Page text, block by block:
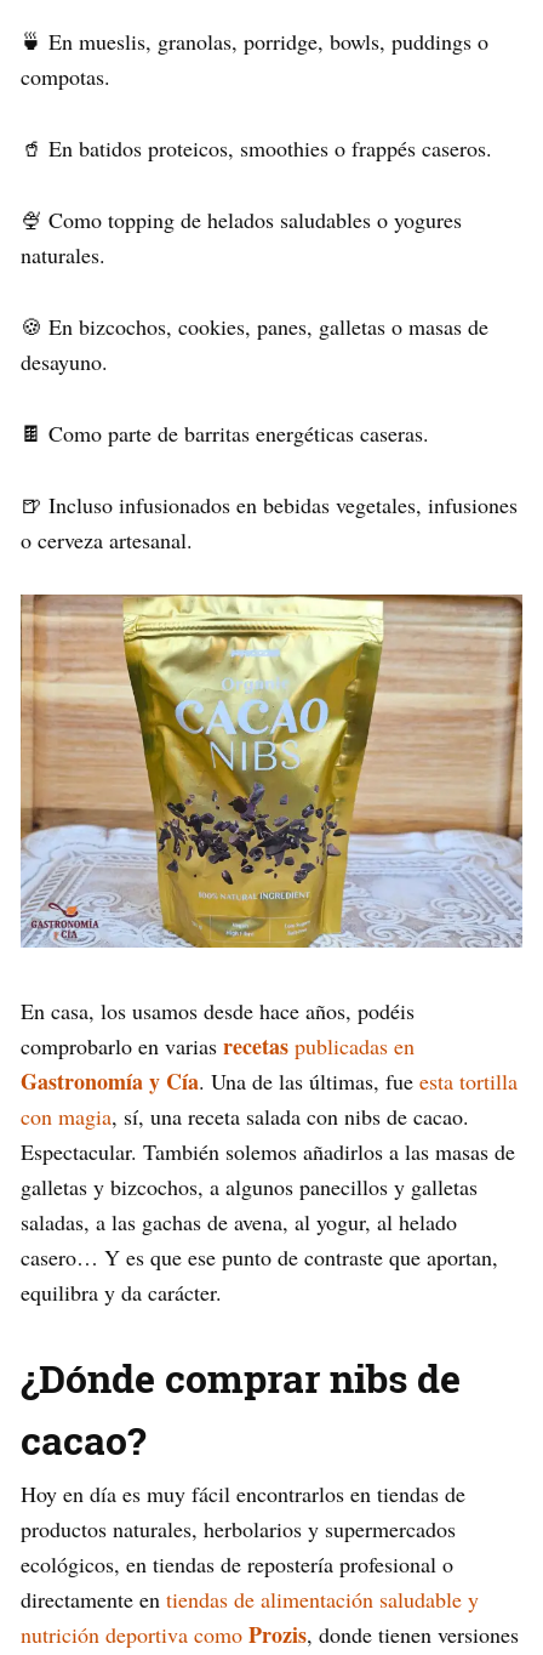
🍵 En mueslis, granolas, porridge, bowls, puddings o
compotas.
🥤 En batidos proteicos, smoothies o frappés caseros.
🍨 Como topping de helados saludables o yogures
naturales.
🍪 En bizcochos, cookies, panes, galletas o masas de
desayuno.
🍫 Como parte de barritas energéticas caseras.
🍺 Incluso infusionados en bebidas vegetales, infusiones
o cerveza artesanal.
En casa, los usamos desde hace años, podéis
comprobarlo en varias recetas publicadas en
Gastronomía y Cía. Una de las últimas, fue esta tortilla
con magia, sí, una receta salada con nibs de cacao.
Espectacular. También solemos añadirlos a las masas de
galletas y bizcochos, a algunos panecillos y galletas
saladas, a las gachas de avena, al yogur, al helado
casero… Y es que ese punto de contraste que aportan,
equilibra y da carácter.
¿Dónde comprar nibs de
cacao?
Hoy en día es muy fácil encontrarlos en tiendas de
productos naturales, herbolarios y supermercados
ecológicos, en tiendas de repostería profesional o
directamente en tiendas de alimentación saludable y
nutrición deportiva como Prozis, donde tienen versiones